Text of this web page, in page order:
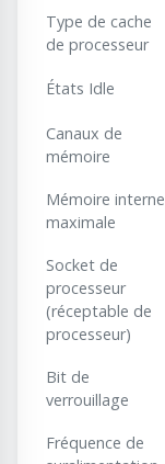
Type de cache
de processeur
États Idle
Canaux de
mémoire
Mémoire interne
maximale
Socket de
processeur
(réceptable de
processeur)
Bit de
verrouillage
Fréquence de